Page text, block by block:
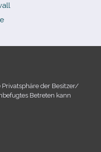
Privatsphäre der Besitzer/​
Betreten kann